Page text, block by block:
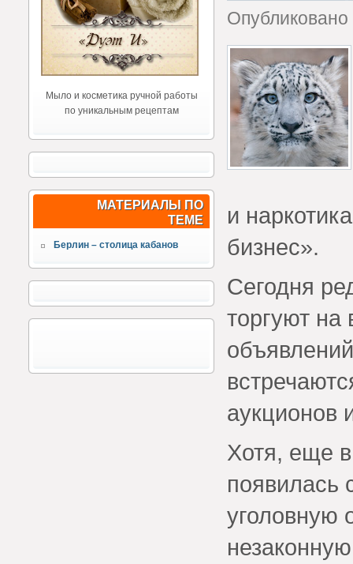
Мыло и косметика ручной работы
по уникальным рецептам
МАТЕРИАЛЫ ПО
ТЕМЕ
Берлин – столица кабанов
и
бизнес».
Сегодня
торгуют на
аукционов
Хотя, еще в
появилась
уголовную